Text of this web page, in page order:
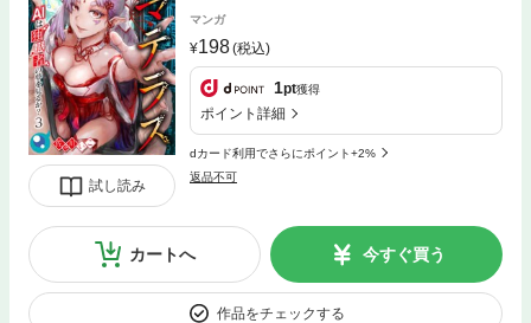
試し読み
マンガ
198(税込)
1pt獲得
ポイント詳細
dカード利用でさらにポイント+2%
返品不可
カートへ 今すぐ買う
作品をチェックする